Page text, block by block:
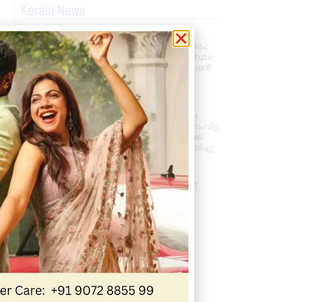
Kerala News
പ്രൊഫഷണൽ
അക്കൗണ്ടന്റാകാൻ അവസരം;
കിലിമാനൂരിൽ Elixer Institute
Of Accounting-ൽ അഡ്മിഷൻ
ആരംഭിച്ചു
August 6, 20263:37 pm
വാഹനം ഓടിക്കുന്നതിനിടെ
ഹൃദയാഘാതം; നിയന്ത്രണംവിട്ട
സ്കൂൾ ബസ് കെട്ടിടത്തിലേക്ക്
ഇടിച്ചുകയറി, ഡ്രൈവർ മരിച്ചു
August 5, 20267:39 pm
കനത്ത മഴ: ജില്ലയിൽ 1.77
കോടിയുടെ കൃഷിനാശം
August 5, 202611:34 am
« Previous Next »